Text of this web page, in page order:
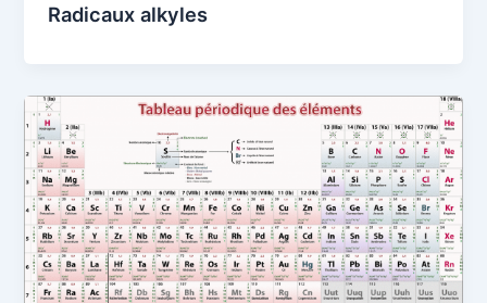
Radicaux alkyles